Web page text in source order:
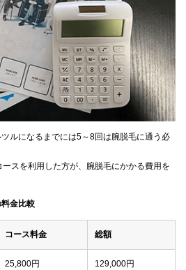
ルになるまでには5～8回は腕脱毛に通う必
スを利用した方が、腕脱毛にかかる費用を
料金比較
コース料金 総額
25,800円 129,000円